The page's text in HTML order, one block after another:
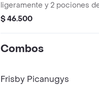
ligeramente y 2 pociones
francesa mediana (60 g und)
$ 46.500
Combos
Frisby Picanugys